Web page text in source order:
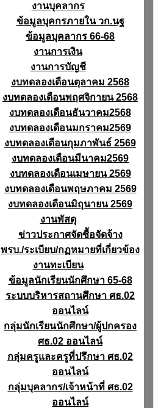
งานบุคลากร
ข้อมูลบุคกรภายใน วก.นฐ
ข้อมูลบุคลากร 66-68
งานการเงิน
งานการบัญชี
งบทดลองเดือนตุลาคม 2568
งบทดลองเดือนพฤศจิกายน 2568
งบทดลองเดือนธันวาคม2568
งบทดลองเดือนมกราคม2569
งบทดลองเดือนกุมภาพันธ์ 2569
งบทดลองเดือนมีนาคม2569
งบทดลองเดือนเมษายน 2569
งบทดลองเดือนพฤษภาคม 2569
งบทดลองเดือนมิถุนายน 2569
งานพัสดุ
ข่าวประกาศจัดซื้อจัดจ้าง
พรบ./ระเบียบ/กฏหมายที่เกี่ยวข้อง
งานทะเบียน
ข้อมูลนักเรียนนักศึกษา 65-68
ระบบบริหารสถานศึกษา ศธ.02
ออนไลน์
กลุ่มนักเรียนนักศึกษา/ผู้ปกครอง
ศธ.02 ออนไลน์
กลุ่มครูและครูที่ปรึกษา ศธ.02
ออนไลน์
กลุ่มบุคลากร/เจ้าหน้าที่ ศธ.02
ออนไลน์